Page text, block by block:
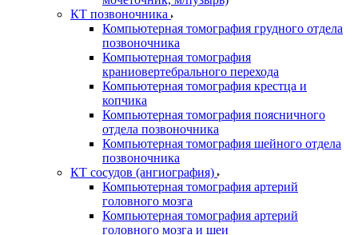
КТ позвоночника
Компьютерная томография грудного отдела
позвоночника
Компьютерная томография
краниовертебрального перехода
Компьютерная томография крестца и
копчика
Компьютерная томография поясничного
отдела позвоночника
Компьютерная томография шейного отдела
позвоночника
КТ сосудов (ангиография)
Компьютерная томография артерий
головного мозга
Компьютерная томография артерий
головного мозга и шеи